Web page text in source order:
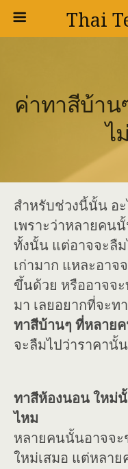
Thai
ค่าทาสีบ้าน
ไ
สำหรับช่วงนี้นั้น อ
เพราะว่าหลายคน
ทั้งนั้น แต่อาจจะลื
เก่ามาก แหละอาจ
ขึ้นด้วย หรืออาจจ
มา เลยอยากที่จะ
ทาสีบ้านๆ ที่หลายค
จะลืมไปว่าราคานั้
ทาสีห้องนอน ใหม่นั้
ไหม
หลายคนนั้นอาจจ
ใหม่เสมอ แต่หลาย